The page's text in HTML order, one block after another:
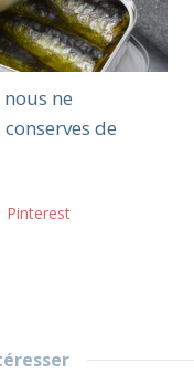
ne
de
Pinterest